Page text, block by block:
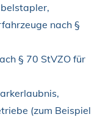
nach §
§ 70 StVZO für
(zum Beispiel